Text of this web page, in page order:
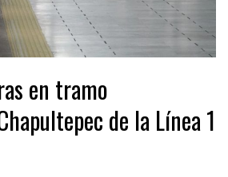
en tramo
de la Línea 1